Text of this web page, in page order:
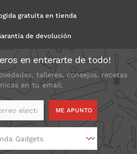
gratuita en tienda
de devolución
en enterarte de todo!
talleres, consejos, recetas
en tu email.
correo